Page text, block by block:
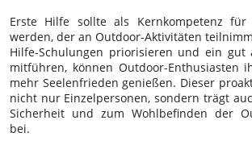
Erste Hilfe sollte als Kernkompetenz für
werden, der an Outdoor-Aktivitäten
Hilfe-Schulungen priorisieren und ein gut
mitführen, können Outdoor-Enthusiasten
mehr Seelenfrieden genießen. Dieser
nicht nur Einzelpersonen, sondern trägt
Sicherheit und zum Wohlbefinden der
bei.